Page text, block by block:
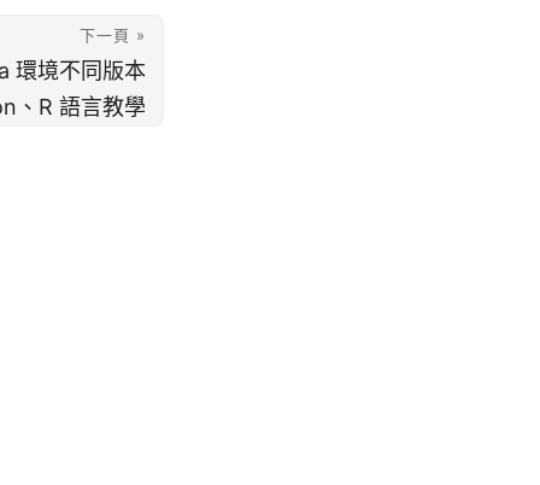
下一頁 »
環境不同版本
、R 語言教學